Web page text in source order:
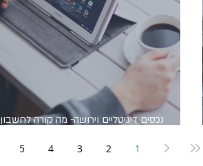
נכסים דיגיטליים וירושה- מה קורה לחשבון
1
2
3
4
5